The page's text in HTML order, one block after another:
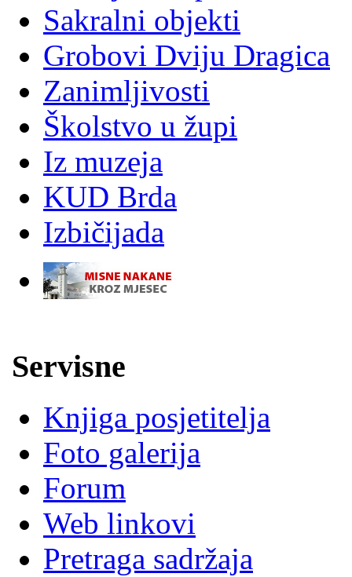
Sakralni objekti
Grobovi Dviju Dragica
Zanimljivosti
Školstvo u župi
Iz muzeja
KUD Brda
Izbičijada
Servisne
Knjiga posjetitelja
Foto galerija
Forum
Web linkovi
Pretraga sadržaja